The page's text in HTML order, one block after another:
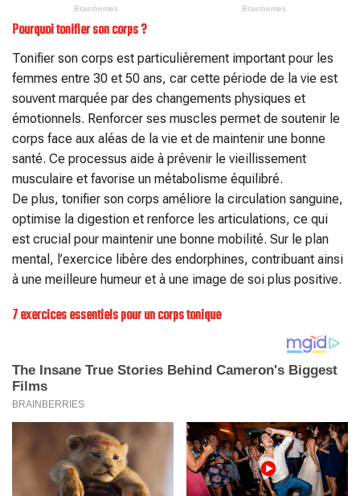
Pourquoi tonifier son corps ?
Tonifier son corps est particulièrement important pour les
femmes entre 30 et 50 ans, car cette période de la vie est
souvent marquée par des changements physiques et
émotionnels. Renforcer ses muscles permet de soutenir le
corps face aux aléas de la vie et de maintenir une bonne
santé. Ce processus aide à prévenir le vieillissement
musculaire et favorise un métabolisme équilibré.
De plus, tonifier son corps améliore la circulation sanguine,
optimise la digestion et renforce les articulations, ce qui
est crucial pour maintenir une bonne mobilité. Sur le plan
mental, l’exercice libère des endorphines, contribuant ainsi
à une meilleure humeur et à une image de soi plus positive.
7 exercices essentiels pour un corps tonique